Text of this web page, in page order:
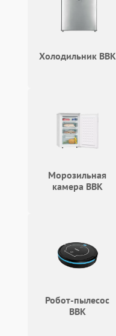
Неисправность системы
защиты от замыкания
Повреждение системы
защиты от перегрева
Поломка системы защиты
Холодильник BBK
Морозильная
камера BBK
Робот-пылесос
BBK